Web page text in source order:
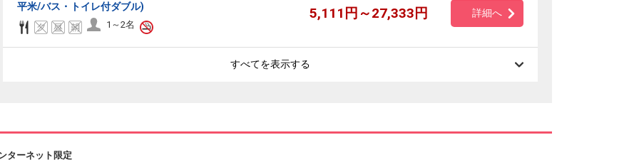
平米/バス・トイレ付ダブル)
1～2名
5,111円～27,333円 詳細へ
すべてを表示する
ターネット限定